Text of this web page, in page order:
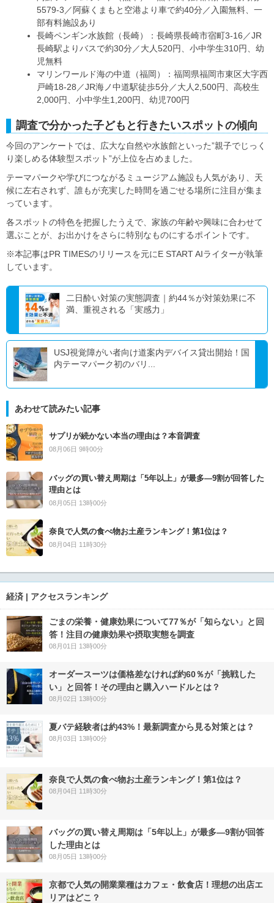
5579-3／阿蘇くまもと空港より車で約40分／入園無料、一
部有料施設あり
長崎ペンギン水族館（長崎）：長崎県長崎市宿町3-16／JR
長崎駅よりバスで約30分／大人520円、小中学生310円、幼
児無料
マリンワールド海の中道（福岡）：福岡県福岡市東区大字西
戸崎18-28／JR海ノ中道駅徒歩5分／大人2,500円、高校生
2,000円、小中学生1,200円、幼児700円
調査で分かった子どもと行きたいスポットの傾向
今回のアンケートでは、広大な自然や水族館といった”親子でじっく
り楽しめる体験型スポット”が上位を占めました。
テーマパークや学びにつながるミュージアム施設も人気があり、天
候に左右されず、誰もが充実した時間を過ごせる場所に注目が集ま
っています。
各スポットの特色を把握したうえで、家族の年齢や興味に合わせて
選ぶことが、お出かけをさらに特別なものにするポイントです。
※本記事はPR TIMESのリリースを元にE START AIライターが執筆
しています。
二日酔い対策の実態調査｜約44％が対策効果に不
満、重視される「実感力」
USJ視覚障がい者向け道案内デバイス貸出開始！国
内テーマパーク初のバリ...
あわせて読みたい記事
サプリが続かない本当の理由は？本音調査
08月06日 9時00分
バッグの買い替え周期は「5年以上」が最多―9割が回答した
理由とは
08月05日 13時00分
奈良で人気の食べ物お土産ランキング！第1位は？
08月04日 11時30分
経済 | アクセスランキング
ごまの栄養・健康効果について77％が「知らない」と回
答！注目の健康効果や摂取実態を調査
08月01日 13時00分
オーダースーツは価格差なければ約60％が「挑戦した
い」と回答！その理由と購入ハードルとは？
08月02日 13時00分
夏バテ経験者は約43%！最新調査から見る対策とは？
08月03日 13時00分
奈良で人気の食べ物お土産ランキング！第1位は？
08月04日 11時30分
バッグの買い替え周期は「5年以上」が最多―9割が回答
した理由とは
08月05日 13時00分
京都で人気の開業業種はカフェ・飲食店！理想の出店エ
リアはどこ？